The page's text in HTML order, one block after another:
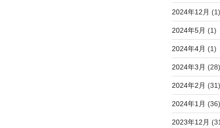
2024年12月 (1)
2024年5月 (1)
2024年4月 (1)
2024年3月 (28)
2024年2月 (31)
2024年1月 (36)
2023年12月